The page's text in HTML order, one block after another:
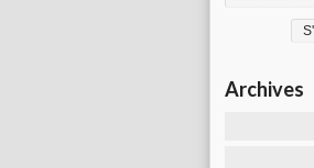
Archives